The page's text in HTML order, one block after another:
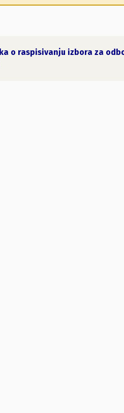
o raspisivanju izbora za
rokova za sprovođenje